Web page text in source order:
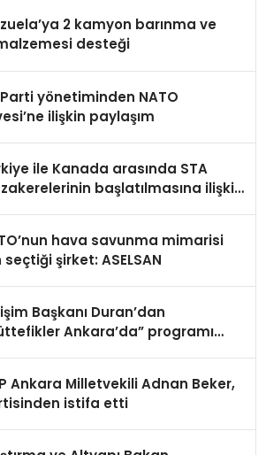
2 kamyon barınma ve
desteği
yönetiminden NATO
ilişkin paylaşım
ile Kanada arasında STA
başlatılmasına ilişkin
hava savunma mimarisi
seçtiği şirket: ASELSAN
Başkanı Duran’dan
Ankara’da” programı
Ankara Milletvekili Adnan Beker,
istifa etti